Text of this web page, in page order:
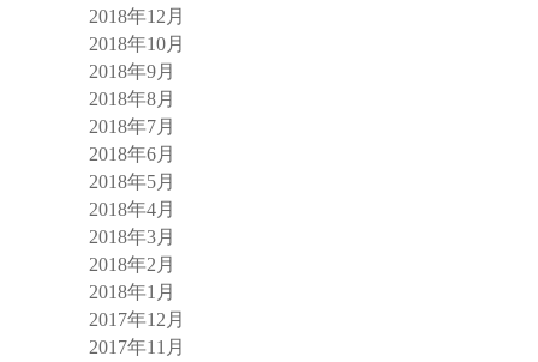
2018年12月
2018年10月
2018年9月
2018年8月
2018年7月
2018年6月
2018年5月
2018年4月
2018年3月
2018年2月
2018年1月
2017年12月
2017年11月